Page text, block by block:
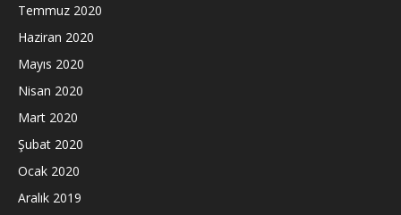
Temmuz 2020
Haziran 2020
Mayıs 2020
Nisan 2020
Mart 2020
Şubat 2020
Ocak 2020
Aralık 2019